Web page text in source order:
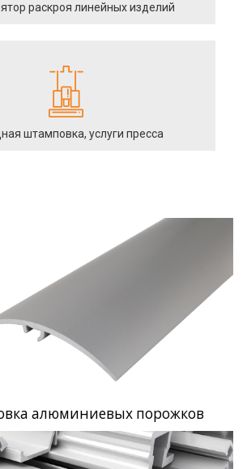
раскроя линейных изделий
штамповка, услуги пресса
алюминиевых порожков